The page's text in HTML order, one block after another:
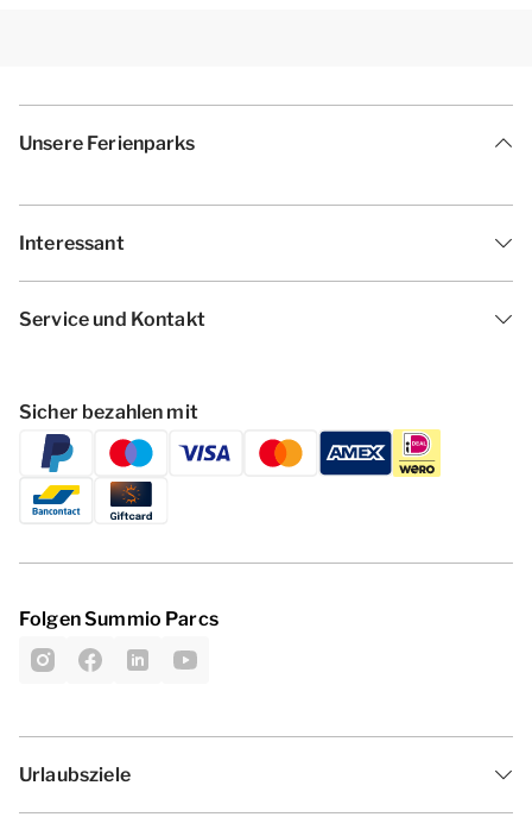
Unsere Ferienparks
Interessant
Service und Kontakt
Sicher bezahlen mit
Folgen Summio Parcs
Urlaubsziele